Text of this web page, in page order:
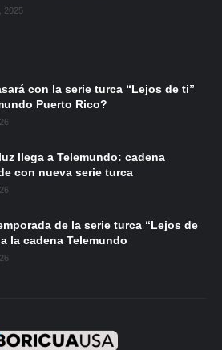
2025
con la serie turca “Lejos de ti”
Puerto Rico?
llega a Telemundo: cadena
con nueva serie turca
de la serie turca “Lejos de
la cadena Telemundo